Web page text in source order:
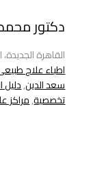
دكتور
القاهرة
اطباء علاج
سعد الدين,دليل
تخصصية,مراكز